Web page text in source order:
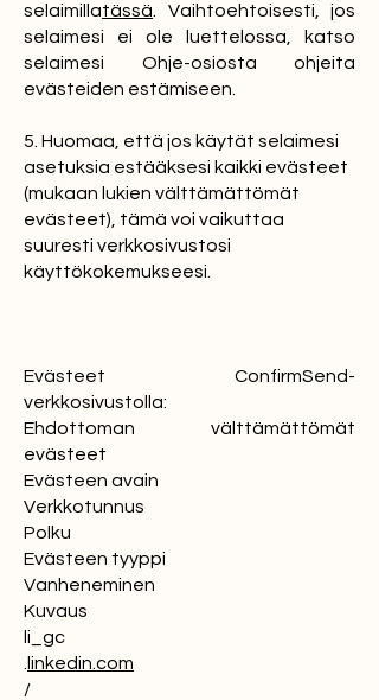
selaimillatässä . Vaihtoehtoisesti, jos
selaimesi ei ole luettelossa, katso
selaimesi Ohje-osiosta ohjeita
evästeiden estämiseen.
5. Huomaa, että jos käytät selaimesi
asetuksia estääksesi kaikki evästeet
(mukaan lukien välttämättömät
evästeet), tämä voi vaikuttaa
suuresti verkkosivustosi
käyttökokemukseesi.
Evästeet ConfirmSend-
verkkosivustolla:
Ehdottoman välttämättömät
evästeet
Evästeen avain
Verkkotunnus
Polku
Evästeen tyyppi
Vanheneminen
Kuvaus
li_gc
linkedin.com
/